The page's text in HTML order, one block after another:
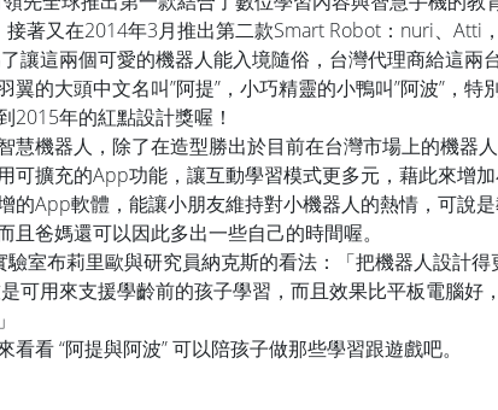
著又在2014年3月推出第二款Smart Robot：nuri、Atti
讓這兩個可愛的機器人能入境隨俗，台灣代理商給這兩
翼的大頭中文名叫”阿提”，小巧精靈的小鴨叫”阿波”，特
2015年的紅點設計獎喔！
慧機器人，除了在造型勝出於目前在台灣市場上的機器
可擴充的App功能，讓互動學習模式更多元，藉此來增
的App軟體，能讓小朋友維持對小機器人的熱情，可說
且爸媽還可以因此多出一些自己的時間喔。
驗室布莉里歐與研究員納克斯的看法：「把機器人設計
可用來支援學齡前的孩子學習，而且效果比平板電腦好
看看 “阿提與阿波” 可以陪孩子做那些學習跟遊戲吧。